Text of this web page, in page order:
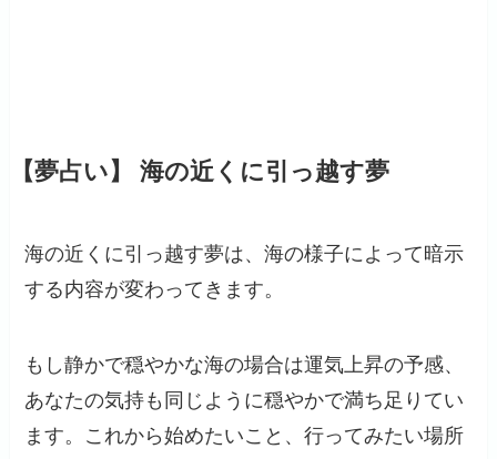
【夢占い】 海の近くに引っ越す夢
海の近くに引っ越す夢は、海の様子によって暗示
する内容が変わってきます。
もし静かで穏やかな海の場合は運気上昇の予感、
あなたの気持も同じように穏やかで満ち足りてい
ます。これから始めたいこと、行ってみたい場所